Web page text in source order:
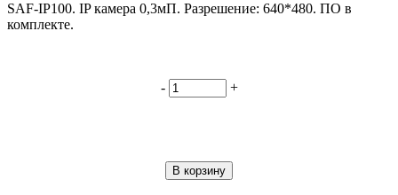
SAF-IP100. IP камера 0,3мП. Разрешение: 640*480. ПО в
комплекте.
- +
В корзину